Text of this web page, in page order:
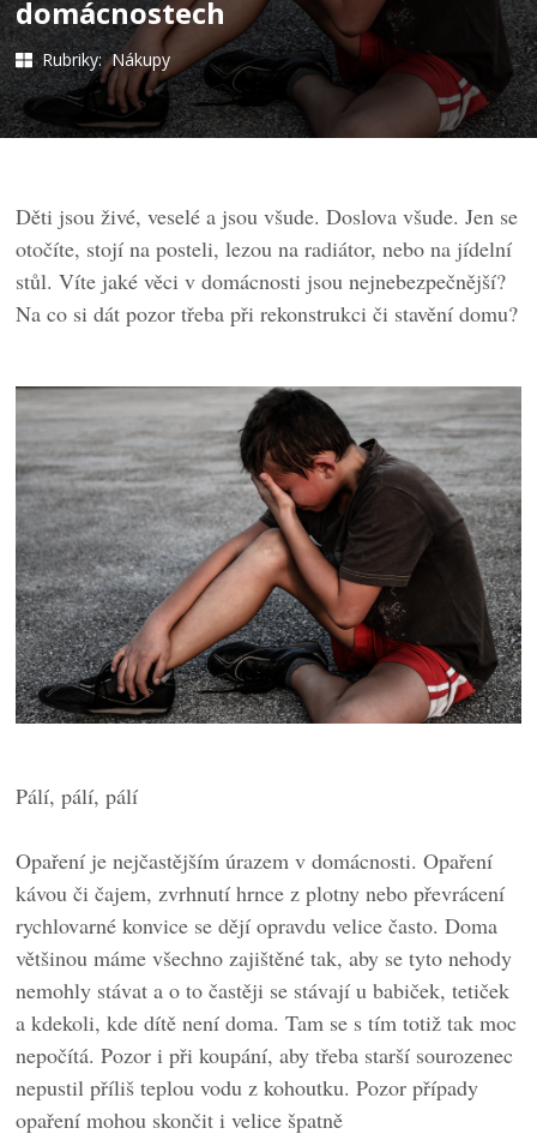
domácnostech
Rubriky: Nákupy
Děti jsou živé, veselé a jsou všude. Doslova všude. Jen se
otočíte, stojí na posteli, lezou na radiátor, nebo na jídelní
stůl. Víte jaké věci v domácnosti jsou nejnebezpečnější?
Na co si dát pozor třeba při rekonstrukci či stavění domu?
Pálí, pálí, pálí
Opaření je nejčastějším úrazem v domácnosti. Opaření
kávou či čajem, zvrhnutí hrnce z plotny nebo převrácení
rychlovarné konvice se dějí opravdu velice často. Doma
většinou máme všechno zajištěné tak, aby se tyto nehody
nemohly stávat a o to častěji se stávají u babiček, tetiček
a kdekoli, kde dítě není doma. Tam se s tím totiž tak moc
nepočítá. Pozor i při koupání, aby třeba starší sourozenec
nepustil příliš teplou vodu z kohoutku. Pozor případy
opaření mohou skončit i velice špatně